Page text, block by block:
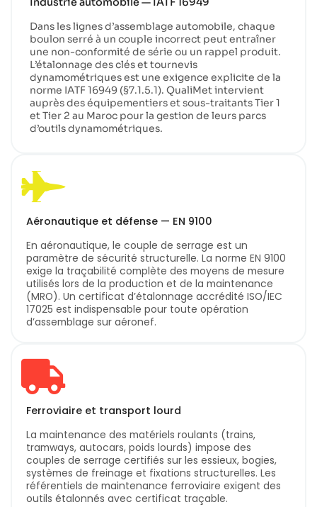
Dans les lignes d’assemblage automobile, chaque
boulon serré à un couple incorrect peut entraîner
une non-conformité de série ou un rappel produit.
L’étalonnage des clés et tournevis
dynamométriques est une exigence explicite de la
norme IATF 16949 (§7.1.5.1). QualiMet intervient
auprès des équipementiers et sous-traitants Tier 1
et Tier 2 au Maroc pour la gestion de leurs parcs
d’outils dynamométriques.
Aéronautique et défense — EN 9100
En aéronautique, le couple de serrage est un
paramètre de sécurité structurelle. La norme EN 9100
exige la traçabilité complète des moyens de mesure
utilisés lors de la production et de la maintenance
(MRO). Un certificat d’étalonnage accrédité ISO/IEC
17025 est indispensable pour toute opération
d’assemblage sur aéronef.
Ferroviaire et transport lourd
La maintenance des matériels roulants (trains,
tramways, autocars, poids lourds) impose des
couples de serrage certifiés sur les essieux, bogies,
systèmes de freinage et fixations structurelles. Les
référentiels de maintenance ferroviaire exigent des
outils étalonnés avec certificat traçable.